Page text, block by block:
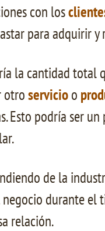
con los
para adquirir y
la cantidad total
otroservicioo
Esto podría ser
de la
durante
relación.